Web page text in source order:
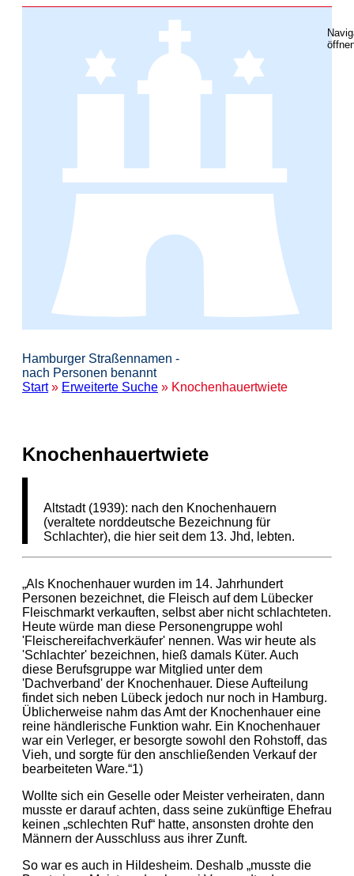
Hamburger Straßennamen -
nach Personen benannt
Start» Erweiterte Suche » Knochenhauertwiete
Knochenhauertwiete
Altstadt (1939): nach den Knochenhauern
(veraltete norddeutsche Bezeichnung für
Schlachter), die hier seit dem 13. Jhd, lebten.
„Als Knochenhauer wurden im 14. Jahrhundert
Personen bezeichnet, die Fleisch auf dem Lübecker
Fleischmarkt verkauften, selbst aber nicht schlachteten.
Heute würde man diese Personengruppe wohl
'Fleischereifachverkäufer' nennen. Was wir heute als
'Schlachter' bezeichnen, hieß damals Küter. Auch
diese Berufsgruppe war Mitglied unter dem
'Dachverband' der Knochenhauer. Diese Aufteilung
findet sich neben Lübeck jedoch nur noch in Hamburg.
Üblicherweise nahm das Amt der Knochenhauer eine
reine händlerische Funktion wahr. Ein Knochenhauer
war ein Verleger, er besorgte sowohl den Rohstoff, das
Vieh, und sorgte für den anschließenden Verkauf der
bearbeiteten Ware.“1)
Wollte sich ein Geselle oder Meister verheiraten, dann
musste er darauf achten, dass seine zukünftige Ehefrau
keinen „schlechten Ruf“ hatte, ansonsten drohte den
Männern der Ausschluss aus ihrer Zunft.
So war es auch in Hildesheim. Deshalb „musste die